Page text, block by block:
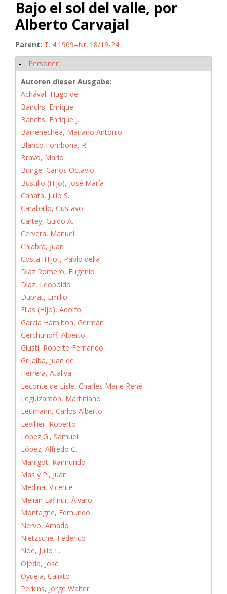
Bajo el sol del valle, por
Alberto Carvajal
Parent: T. 4.1909=Nr. 18/19-24
Ausblenden
Personen
Autoren dieser Ausgabe:
Achával, Hugo de
Banchs, Enrique
Banchs, Enrique J.
Barrenechea, Mariano Antonio
Blanco Fombona, R.
Bravo, Mario
Bunge, Carlos Octavio
Bustillo (Hijo), José María
Canata, Julio S.
Caraballo, Gustavo
Cartey, Guido A.
Cervera, Manuel
Chiabra, Juan
Costa [Hijo], Pablo della
Díaz Romero, Eugenio
Díaz, Leopoldo
Duprat, Emilio
Elias (Hijo), Adolfo
García Hamilton, Germán
Gerchunoff, Alberto
Giusti, Roberto Fernando
Grijalba, Juan de
Herrera, Ataliva
Leconte de Lisle, Charles Marie René
Leguizamón, Martiniano
Leumann, Carlos Alberto
Levillier, Roberto
López G., Samuel
López, Alfredo C.
Manigot, Raimundo
Mas y Pí, Juan
Medina, Vicente
Melián Lafinur, Álvaro
Montagne, Edmundo
Nervo, Amado
Nietzsche, Federico
Noe, Julio L.
Ojeda, José
Oyuela, Calixto
Perkins, Jorge Walter